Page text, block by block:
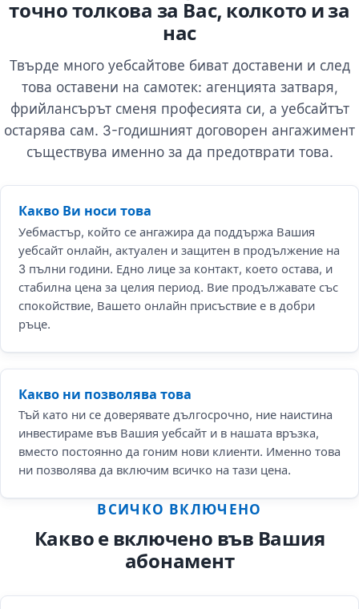
точно толкова за Вас, колкото и за
нас
Твърде много уебсайтове биват доставени и след
това оставени на самотек: агенцията затваря,
фрийлансърът сменя професията си, а уебсайтът
остарява сам. 3-годишният договорен ангажимент
съществува именно за да предотврати това.
Какво Ви носи това
Уебмастър, който се ангажира да поддържа Вашия
уебсайт онлайн, актуален и защитен в продължение на
3 пълни години. Едно лице за контакт, което остава, и
стабилна цена за целия период. Вие продължавате със
спокойствие, Вашето онлайн присъствие е в добри
ръце.
Какво ни позволява това
Тъй като ни се доверявате дългосрочно, ние наистина
инвестираме във Вашия уебсайт и в нашата връзка,
вместо постоянно да гоним нови клиенти. Именно това
ни позволява да включим всичко на тази цена.
ВСИЧКО ВКЛЮЧЕНО
Какво е включено във Вашия
абонамент